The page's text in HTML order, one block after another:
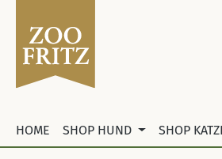
HOME SHOP HUND SHOP